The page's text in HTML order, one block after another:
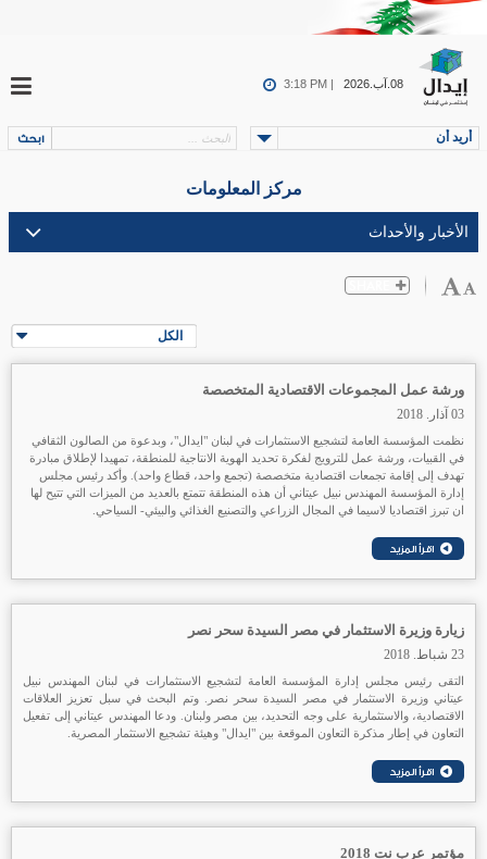
08.آب.2026 3:18 PM |
أريد أن
مركز المعلومات
الكل
ورشة عمل المجموعات الاقتصادية المتخصصة
03 آذار. 2018
نظمت المؤسسة العامة لتشجيع الاستثمارات في لبنان "ايدال"، وبدعوة من الصالون الثقافي
في القبيات، ورشة عمل للترويج لفكرة تحديد الهوية الانتاجية للمنطقة، تمهيدا لإطلاق مبادرة
تهدف إلى إقامة تجمعات اقتصادية متخصصة (تجمع واحد، قطاع واحد). وأكد رئيس مجلس
إدارة المؤسسة المهندس نبيل عيتاني أن هذه المنطقة تتمتع بالعديد من الميزات التي تتيح لها
ان تبرز اقتصاديا لاسيما في المجال الزراعي والتصنيع الغذائي والبيئي- السياحي.
زيارة وزيرة الاستثمار في مصر السيدة سحر نصر
23 شباط. 2018
التقى رئيس مجلس إدارة المؤسسة العامة لتشجيع الاستثمارات في لبنان المهندس نبيل
عيتاني وزيرة الاستثمار في مصر السيدة سحر نصر. وتم البحث في سبل تعزيز العلاقات
الاقتصادية، والاستثمارية على وجه التحديد، بين مصر ولبنان. ودعا المهندس عيتاني إلى تفعيل
التعاون في إطار مذكرة التعاون الموقعة بين "ايدال" وهيئة تشجيع الاستثمار المصرية.
مؤتمر عرب نت 2018